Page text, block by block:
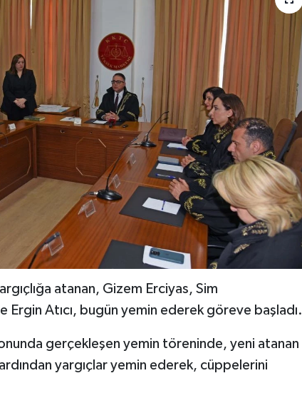
atanan, Gizem Erciyas, Sim
Ergin Atıcı, bugün yemin ederek göreve başladı.
gerçekleşen yemin töreninde, yeni atanan
yargıçlar yemin ederek, cüppelerini